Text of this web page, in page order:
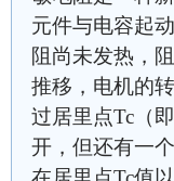
元件与电容起
阻尚未发热，
推移，电机的
过居里点Tc（
开，但还有一